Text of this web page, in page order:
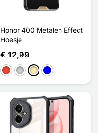
Honor 400 Metalen Effect
Hoesje
€ 12,99
RoodZilverGoldenBlauw